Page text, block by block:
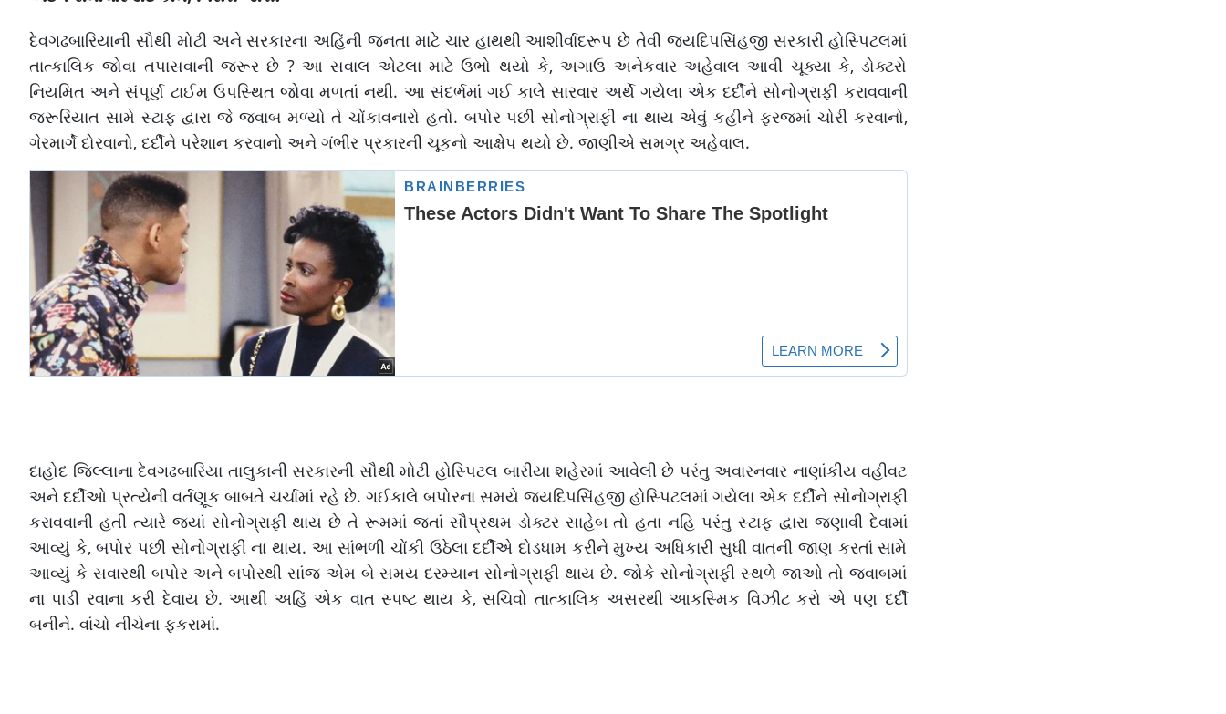
દેવગઢબારિયાની સૌથી મોટી અને સરકારના અહિંની જનતા માટે ચાર હાથથી આશીર્વાદરૂપ છે તેવી જયદિપસિંહજી સરકારી હોસ્પિટલમાં
તાત્કાલિક જોવા તપાસવાની જરૂર છે ? આ સવાલ એટલા માટે ઉભો થયો કે, અગાઉ અનેકવાર અહેવાલ આવી ચૂક્યા કે, ડોક્ટરો
નિયમિત અને સંપૂર્ણ ટાઈમ ઉપસ્થિત જોવા મળતાં નથી. આ સંદર્ભમાં ગઈ કાલે સારવાર અર્થે ગયેલા એક દર્દીને સોનોગ્રાફી કરાવવાની
જરૂરિયાત સામે સ્ટાફ દ્વારા જે જવાબ મળ્યો તે ચોંકાવનારો હતો. બપોર પછી સોનોગ્રાફી ના થાય એવું કહીને ફરજમાં ચોરી કરવાનો,
ગેરમાર્ગે દોરવાનો, દર્દીને પરેશાન કરવાનો અને ગંભીર પ્રકારની ચૂકનો આક્ષેપ થયો છે. જાણીએ સમગ્ર અહેવાલ.
દાહોદ જિલ્લાના દેવગઢબારિયા તાલુકાની સરકારની સૌથી મોટી હોસ્પિટલ બારીયા શહેરમાં આવેલી છે પરંતુ અવારનવાર નાણાંકીય વહીવટ
અને દર્દીઓ પ્રત્યેની વર્તણૂક બાબતે ચર્ચામાં રહે છે. ગઈકાલે બપોરના સમયે જયદિપસિંહજી હોસ્પિટલમાં ગયેલા એક દર્દીને સોનોગ્રાફી
કરાવવાની હતી ત્યારે જ્યાં સોનોગ્રાફી થાય છે તે રૂમમાં જતાં સૌપ્રથમ ડોક્ટર સાહેબ તો હતા નહિ પરંતુ સ્ટાફ દ્વારા જણાવી દેવામાં
આવ્યું કે, બપોર પછી સોનોગ્રાફી ના થાય. આ સાંભળી ચોંકી ઉઠેલા દર્દીએ દોડધામ કરીને મુખ્ય અધિકારી સુધી વાતની જાણ કરતાં સામે
આવ્યું કે સવારથી બપોર અને બપોરથી સાંજ એમ બે સમય દરમ્યાન સોનોગ્રાફી થાય છે. જોકે સોનોગ્રાફી સ્થળે જાઓ તો જવાબમાં
ના પાડી રવાના કરી દેવાય છે. આથી અહિં એક વાત સ્પષ્ટ થાય કે, સચિવો તાત્કાલિક અસરથી આકસ્મિક વિઝીટ કરો એ પણ દર્દી
બનીને. વાંચો નીચેના ફકરામાં.